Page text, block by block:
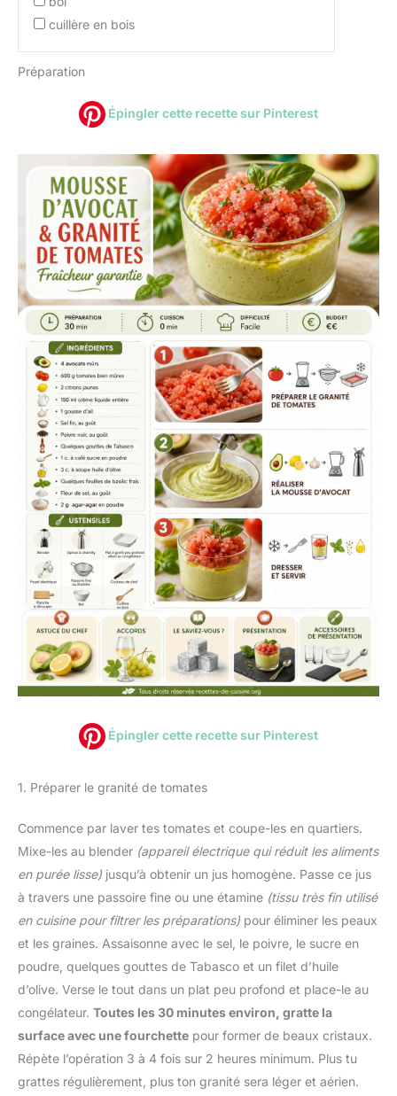
cuillère en bois
Préparation
Épingler cette recette sur Pinterest
Épingler cette recette sur Pinterest
1. Préparer le granité de tomates
Commence par laver tes tomates et coupe-les en quartiers.
Mixe-les au blender (appareil électrique qui réduit les aliments
en purée lisse) jusqu’à obtenir un jus homogène. Passe ce jus
à travers une passoire fine ou une étamine (tissu très fin utilisé
en cuisine pour filtrer les préparations) pour éliminer les peaux
et les graines. Assaisonne avec le sel, le poivre, le sucre en
poudre, quelques gouttes de Tabasco et un filet d’huile
d’olive. Verse le tout dans un plat peu profond et place-le au
congélateur. Toutes les 30 minutes environ, gratte la
surface avec une fourchette pour former de beaux cristaux.
Répète l’opération 3 à 4 fois sur 2 heures minimum. Plus tu
grattes régulièrement, plus ton granité sera léger et aérien.